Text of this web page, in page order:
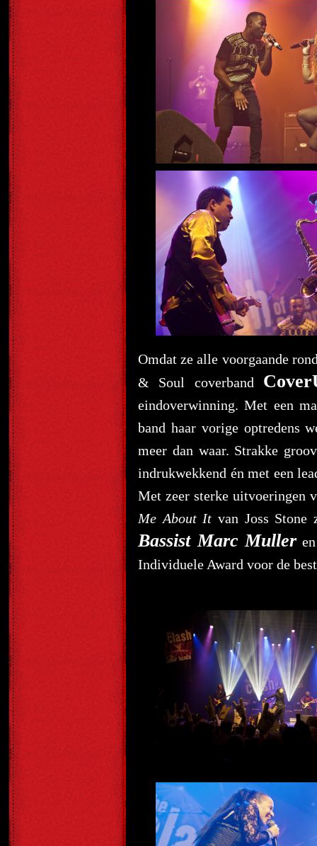
Omdat ze alle voorgaande
& Soul coverband
eindoverwinning. Met een
band haar vorige optredens
meer dan waar. Strakke
indrukwekkend én met een
Met zeer sterke uitvoeringen
Me About It van Joss Stone
Bassist Marc Muller
Individuele Award voor de